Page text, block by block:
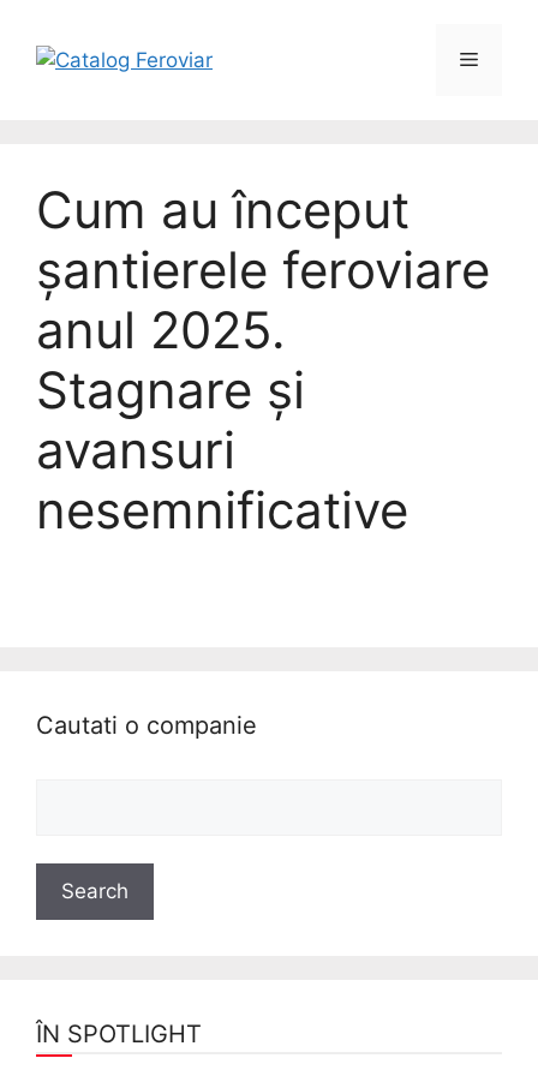
Cum au început
șantierele feroviare
anul 2025.
Stagnare și
avansuri
nesemnificative
Cautati o companie
ÎN SPOTLIGHT